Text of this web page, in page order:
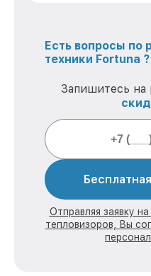
Есть вопросы по
техники Fortuna ?
Запишитесь на
Отправляя заявку
тепловизоров, Вы